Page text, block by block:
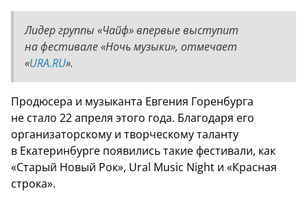
Лидер группы «Чайф» впервые выступит
на фестивале «Ночь музыки», отмечает
«URA.RU».
Продюсера и музыканта Евгения Горенбурга
не стало 22 апреля этого года. Благодаря его
организаторскому и творческому таланту
в Екатеринбурге появились такие фестивали, как
«Старый Новый Рок», Ural Music Night и «Красная
строка».